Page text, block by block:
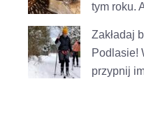
tym roku.
Zakładaj
Podlasie!
przypnij